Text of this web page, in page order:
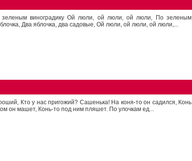
зеленым виноградику Ой люли, ой люли, ой люли, По зеленым
Два яблочка, два садовые, Ой люли, ой люли, ой люли,...
Кто у нас пригожий? Сашенька! На коня-то он садился, Конь
он машет, Конь-то под ним пляшет. По улочкам ед...